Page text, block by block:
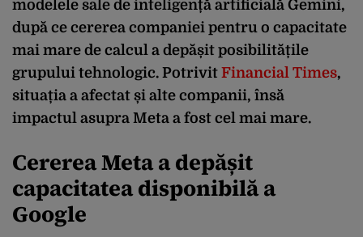
modelele sale de inteligență artificială Gemini,
după ce cererea companiei pentru o capacitate
mai mare de calcul a depășit posibilitățile
grupului tehnologic. Potrivit Financial Times,
situația a afectat și alte companii, însă
impactul asupra Meta a fost cel mai mare.
Cererea Meta a depășit
capacitatea disponibilă a
Google